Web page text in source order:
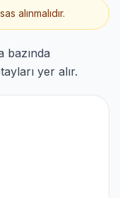
alınmalıdır.
bazında
yer alır.